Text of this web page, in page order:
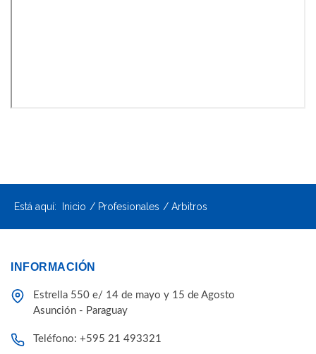
Está aquí: Inicio Profesionales Arbitros
INFORMACIÓN
Estrella 550 e/ 14 de mayo y 15 de Agosto
Asunción - Paraguay
Teléfono: +595 21 493321